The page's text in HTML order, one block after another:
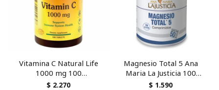
Vitamina C Natural Life
1000 mg 100
comprimidos
$ 2.270
Magnesio Total 5 Ana
Maria La Justicia 100
comprimidos
$ 1.590